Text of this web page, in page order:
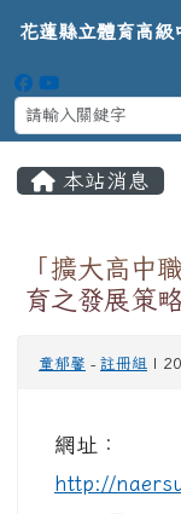
花蓮縣立
導覽列
花蓮縣立體育高級
本站消息
「擴大高中
育之發展策
童郁馨 - 註冊組 |
網址：
http://